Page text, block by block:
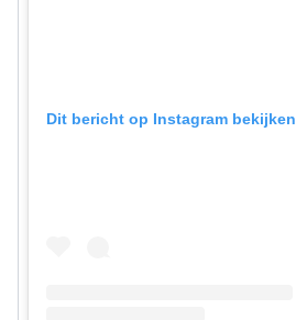
Dit bericht op Instagram bekijken